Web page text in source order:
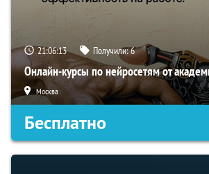
21:06:12 Получили:6
Онлайн-курсы по нейросетям от
Москва
Бесплатно